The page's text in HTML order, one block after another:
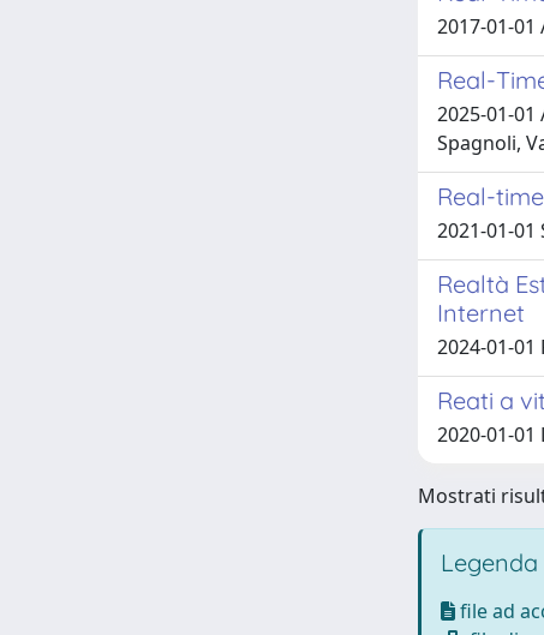
2017-01-
Real-
2025-01-
Spagnoli,
Real-
2021-01-01
Realtà
Internet
2024-01-
Reati a
2020-01-01
Mostrati
Legenda
file ad